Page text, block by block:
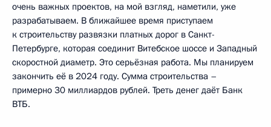
очень важных проектов, на мой взгляд, наметили, уже
разрабатываем. В ближайшее время приступаем
к строительству развязки платных дорог в Санкт-
Петербурге, которая соединит Витебское шоссе и Западный
скоростной диаметр. Это серьёзная работа. Мы планируем
закончить её в 2024 году. Сумма строительства –
примерно 30 миллиардов рублей. Треть денег даёт Банк
ВТБ.